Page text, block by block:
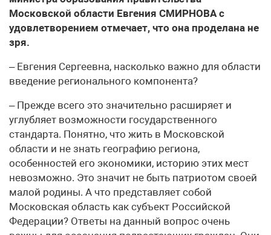
Московской области Евгения СМИРНОВА с
удовлетворением отмечает, что она проделана не
зря.
– Евгения Сергеевна, насколько важно для области
введение регионального компонента?
– Прежде всего это значительно расширяет и
углубляет возможности государственного
стандарта. Понятно, что жить в Московской
области и не знать географию региона,
особенностей его экономики, историю этих мест
невозможно. Это значит не быть патриотом своей
малой родины. А что представляет собой
Московская область как субъект Российской
Федерации? Ответы на данный вопрос очень